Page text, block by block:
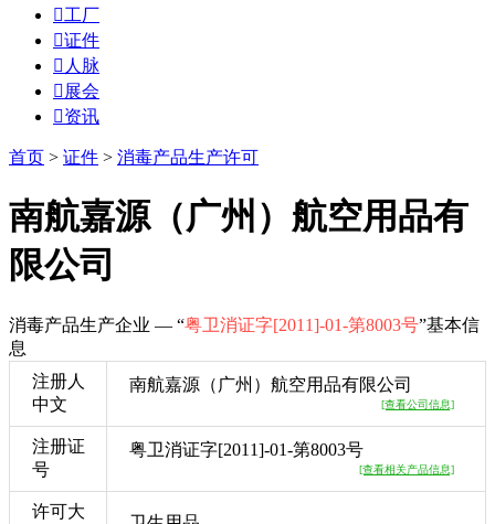
工厂
证件
 人脉
 展会
资讯
首页 > 证件 > 消毒产品生产许可
南航嘉源（广州）航空用品有
限公司
消毒产品生产企业 — “粤卫消证字[2011]-01-第8003号”基本信
息
注册人
中文
南航嘉源（广州）航空用品有限公司
[查看公司信息]
注册证
号
粤卫消证字[2011]-01-第8003号
[查看相关产品信息]
许可大